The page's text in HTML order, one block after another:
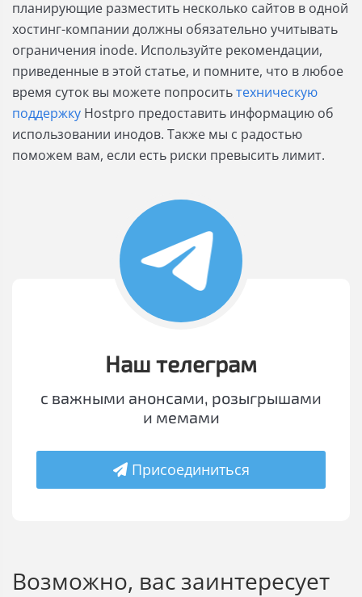
планирующие разместить несколько сайтов в одной
хостинг-компании должны обязательно учитывать
ограничения inode. Используйте рекомендации,
приведенные в этой статье, и помните, что в любое
время суток вы можете попроситьтехническую
поддержку Hostpro предоставить информацию об
использовании инодов. Также мы с радостью
поможем вам, если есть риски превысить лимит.
Наш телеграм
с важными анонсами, розыгрышами
и мемами
Присоединиться
Возможно, вас заинтересует